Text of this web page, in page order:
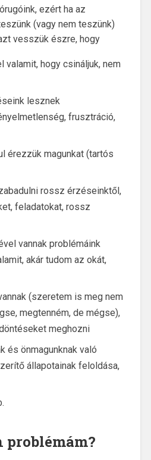
ezért ha az
(vagy nem teszünk)
vesszük észre, hogy
valamit, hogy csináljuk, nem
lesznek
frusztráció,
érezzük magunkat (tartós
rossz érzéseinktől,
feladatokat, rossz
vannak problémáink
akár tudom az okát,
(szeretem is meg nem
megtenném, de mégse),
meghozni
és önmagunknak való
állapotainak feloldása,
problémám?